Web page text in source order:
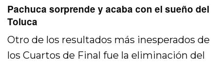
Pachuca sorprende y acaba con el sueño del
Toluca
Otro de los resultados más inesperados de
los Cuartos de Final fue la eliminación del